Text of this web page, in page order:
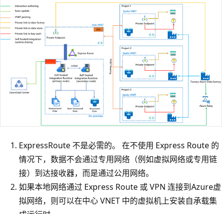
ExpressRoute 不是必需的。 在不使用 Express Route 的
情况下，数据不会通过专用网络（例如虚拟网络或专用链
接）到达接收器，而是通过公用网络。
如果本地网络通过 Express Route 或 VPN 连接到Azure虚
拟网络，则可以在中心 VNET 中的虚拟机上安装自承载集